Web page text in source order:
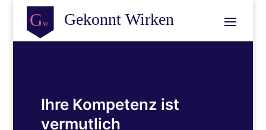
Ihre Kompetenz ist
vermutlich